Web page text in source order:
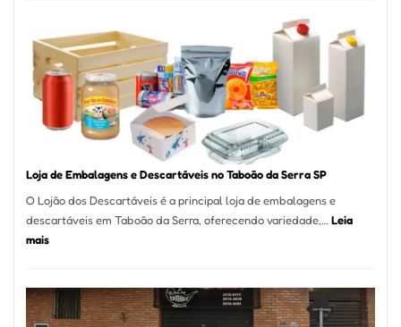
Marcas
INPI
São
Carlos
SP
Loja de Embalagens e Descartáveis no Taboão da Serra SP
O Lojão dos Descartáveis é a principal loja de embalagens e
descartáveis em Taboão da Serra, oferecendo variedade,… Leia
mais:
Embalagens
e